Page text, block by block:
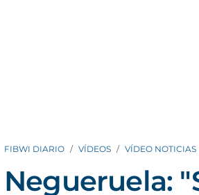
FIBWI DIARIO VÍDEOS VÍDEO NOTICIAS
Negueruela: